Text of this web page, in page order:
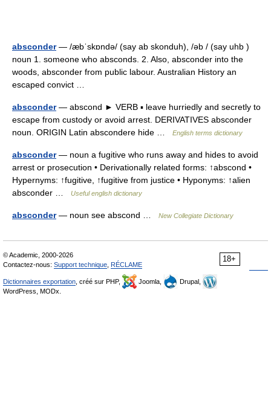
absconder— /æbˈskɒndə/ (say ab skonduh), /əb / (say uhb )
noun 1. someone who absconds. 2. Also, absconder into the
woods, absconder from public labour. Australian History an
escaped convict …
absconder— abscond ► VERB ▪ leave hurriedly and secretly to
escape from custody or avoid arrest. DERIVATIVES absconder
noun. ORIGIN Latin abscondere hide …
English terms dictionary
absconder— noun a fugitive who runs away and hides to avoid
arrest or prosecution • Derivationally related forms: ↑abscond •
Hypernyms: ↑fugitive, ↑fugitive from justice • Hyponyms: ↑alien
absconder …
Useful english dictionary
absconder— noun see abscond … New Collegiate Dictionary
18+
© Academic, 2000-2026
Contactez-nous: Support technique RÉCLAME
Dictionnaires exportation , créé sur PHP, Joomla,
Drupal,
WordPress, MODx.